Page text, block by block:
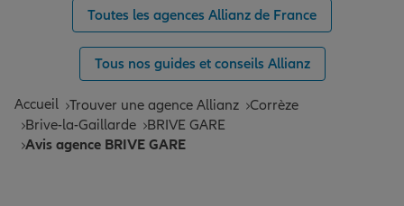
Toutes les agences Allianz de France
Tous nos guides et conseils Allianz
Accueil Trouver une agence Allianz Corrèze
Brive-la-Gaillarde
BRIVE GARE
Avis agence BRIVE GARE